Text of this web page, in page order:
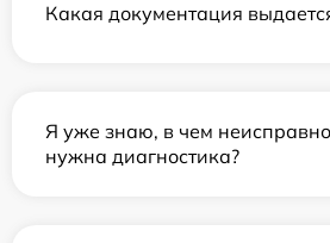
Какая документация
Я уже знаю, в чем
нужна диагностика?